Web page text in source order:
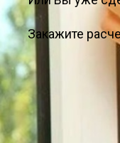
Закажите